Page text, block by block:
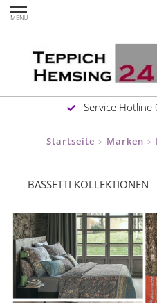
MENU
Service
Startseite > Marken >
BASSETTI KOLLEKTIONEN